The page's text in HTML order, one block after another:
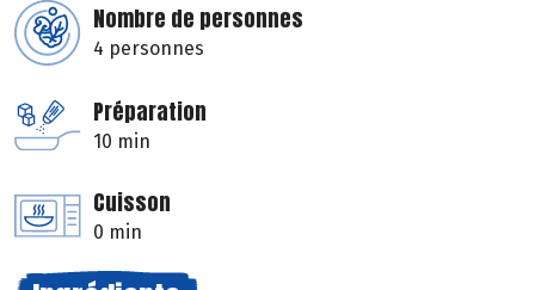
Nombre de personnes
4 personnes
Préparation
10 min
Cuisson
0 min